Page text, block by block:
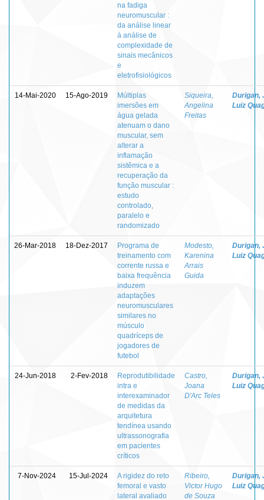
na fadiga
neuromuscular :
da análise linear
à análise de
complexidade de
sinais mecânicos
e
eletrofisiológicos
14-Mai-2020 15-Ago-2019
Múltiplas
imersões em
água gelada
atenuam o dano
muscular, sem
alterar a
inflamação
sistêmica e a
recuperação da
função muscular :
estudo
controlado,
paralelo e
randomizado
Siqueira,
Angelina
Freitas
Durigan,
Luiz
26-Mar-2018 18-Dez-2017
Programa de
treinamento com
corrente russa e
baixa frequência
induzem
adaptações
neuromusculares
similares no
músculo
quadríceps de
jogadores de
futebol
Modesto,
Karenina
Arrais
Guida
Durigan,
Luiz
24-Jun-2018 2-Fev-2018
Reprodutibilidade
intra e
interexaminador
de medidas da
arquitetura
tendínea usando
ultrassonografia
em pacientes
críticos
Castro,
Joana
D'Arc Teles
Durigan,
Luiz
7-Nov-2024 15-Jul-2024
A rigidez do reto
femoral e vasto
lateral avaliado
Ribeiro,
Victor Hugo
de Souza
Durigan,
Luiz